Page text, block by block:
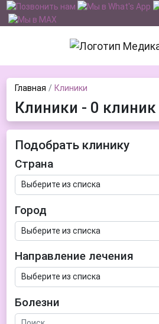
Главная Клиники
Клиники - 0 клиник
Подобрать клинику
Страна
Город
Направление лечения
Болезни